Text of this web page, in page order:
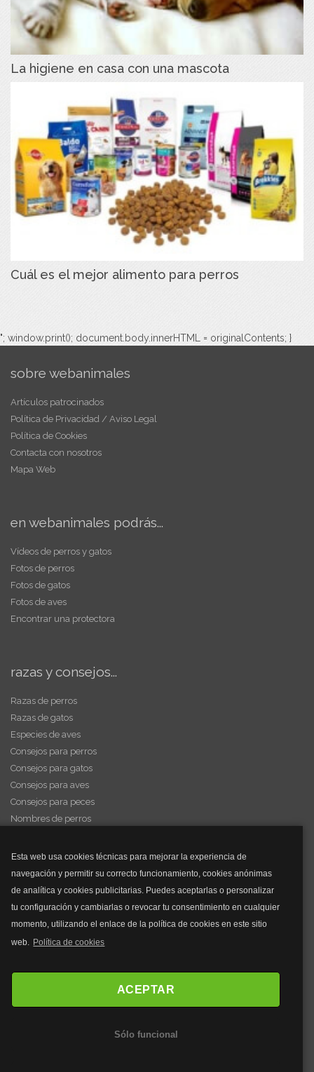
Esta web usa cookies técnicas para mejorar la experiencia de
navegación y permitir su correcto funcionamiento, cookies anónimas
de analítica y cookies publicitarias. Puedes aceptarlas o personalizar
tu configuración y cambiarlas o revocar tu consentimiento en cualquier
momento, utilizando el enlace de la política de cookies en este sitio
web. Política de cookies
ACEPTAR
Sólo funcional
La higiene en casa con una mascota
Cuál es el mejor alimento para perros
"; window.print(); document.body.innerHTML = originalContents; }
sobre webanimales
Artículos patrocinados
Política de Privacidad / Aviso Legal
Política de Cookies
Contacta con nosotros
Mapa Web
en webanimales podrás...
Vídeos de perros y gatos
Fotos de perros
Fotos de gatos
Fotos de aves
Encontrar una protectora
razas y consejos...
Razas de perros
Razas de gatos
Especies de aves
Consejos para perros
Consejos para gatos
Consejos para aves
Consejos para peces
Nombres de perros
y mucho más...